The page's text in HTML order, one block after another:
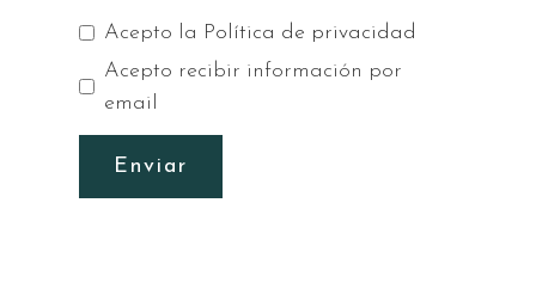
Acepto la Política de privacidad
Acepto recibir información por
email
Enviar